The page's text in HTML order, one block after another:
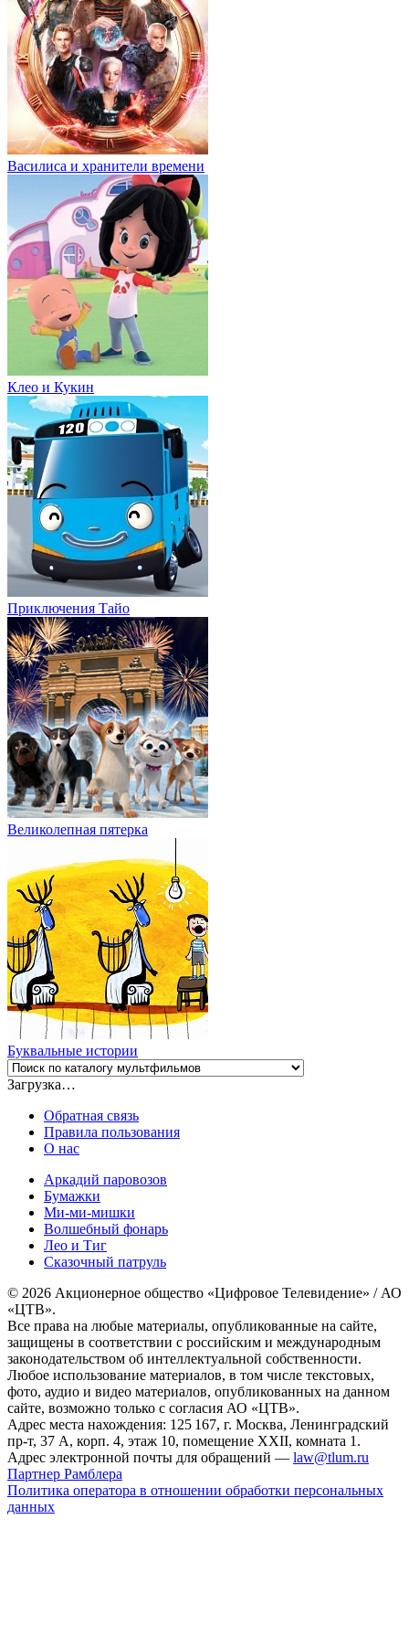
Василиса и хранители времени
Клео и Кукин
Приключения Тайо
Великолепная пятерка
Буквальные истории
Загрузка…
Обратная связь
Правила пользования
О нас
Аркадий паровозов
Бумажки
Ми-ми-мишки
Волшебный фонарь
Лео и Тиг
Сказочный патруль
© 2026 Акционерное общество «Цифровое Телевидение» / АО
«ЦТВ».
Все права на любые материалы, опубликованные на сайте,
защищены в соответствии с российским и международным
законодательством об интеллектуальной собственности.
Любое использование материалов, в том числе текстовых,
фото, аудио и видео материалов, опубликованных на данном
сайте, возможно только с согласия АО «ЦТВ».
Адрес места нахождения: 125 167, г. Москва, Ленинградский
пр-т, 37 А, корп. 4, этаж 10, помещение XXII, комната 1.
Адрес электронной почты для обращений — law@tlum.ru
Партнер Рамблера
Политика оператора в отношении обработки персональных
данных